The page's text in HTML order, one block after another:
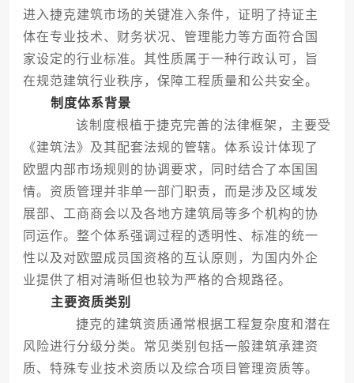
进入捷克建筑市场的关键准入条件，证明了持证主
体在专业技术、财务状况、管理能力等方面符合国
家设定的行业标准。其性质属于一种行政认可，旨
在规范建筑行业秩序，保障工程质量和公共安全。
制度体系背景
该制度根植于捷克完善的法律框架，主要受
《建筑法》及其配套法规的管辖。体系设计体现了
欧盟内部市场规则的协调要求，同时结合了本国国
情。资质管理并非单一部门职责，而是涉及区域发
展部、工商商会以及各地方建筑局等多个机构的协
同运作。整个体系强调过程的透明性、标准的统一
性以及对欧盟成员国资格的互认原则，为国内外企
业提供了相对清晰但也较为严格的合规路径。
主要资质类别
捷克的建筑资质通常根据工程复杂度和潜在
风险进行分级分类。常见类别包括一般建筑承建资
质、特殊专业技术资质以及综合项目管理资质等。